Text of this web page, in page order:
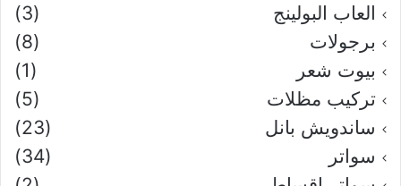
العاب البولينج
(3)
برجولات
(8)
بيوت شعر
(1)
تركيب مظلات
(5)
ساندويش بانل
(23)
سواتر
(34)